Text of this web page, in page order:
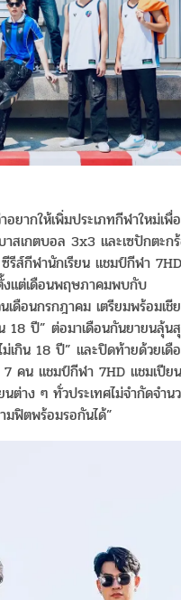
ยากให้เพิ่มประเภทกีฬาใหม่เพื่อ
าสเกตบอล 3x3 และเซปักตะก
ซีรีส์กีฬานักเรียน แชมป์กีฬา 7HD
งแต่เดือนพฤษภาคมพบกับ
ดือนกรกฎาคม เตรียมพร้อมเชี
18 ปี” ต่อมาเดือนกันยายนลุ้น
เกิน 18 ปี” และปิดท้ายด้วยเดื
คน แชมป์กีฬา 7HD แชมเปียน
ต่าง ๆ ทั่วประเทศไม่จำกัดจำน
มฟิตพร้อมรอกันได้”